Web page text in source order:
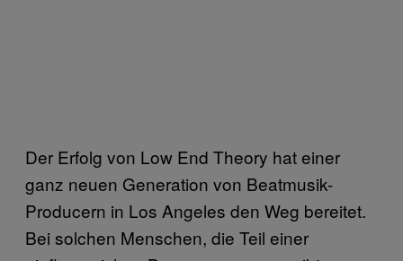
Der Erfolg von Low End Theory hat einer
ganz neuen Generation von Beatmusik-
Producern in Los Angeles den Weg bereitet.
Bei solchen Menschen, die Teil einer